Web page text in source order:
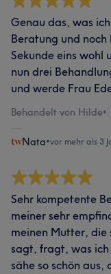
Genau das, was
Beratung und noch
Sekunde eins wohl
nun drei
und werde Frau
Behandelt von Hilde•
Nata•vor mehr als 3
Sehr kompetente
meiner sehr
meinen Mutter, die
sagt, fragt, was
sähe so schön